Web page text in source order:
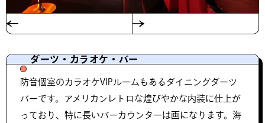
ダーツ・カラオケ・バー
防音個室のカラオケVIPルームもあるダイニングダーツ
バーです。アメリカンレトロな煌びやかな内装に仕上が
っており、特に長いバーカウンターは画になります。海